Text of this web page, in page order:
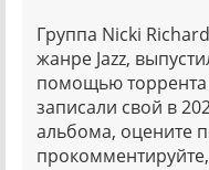
Группа Nicki
жанре Jazz,
помощью торрента
записали свой в
альбома, оцените